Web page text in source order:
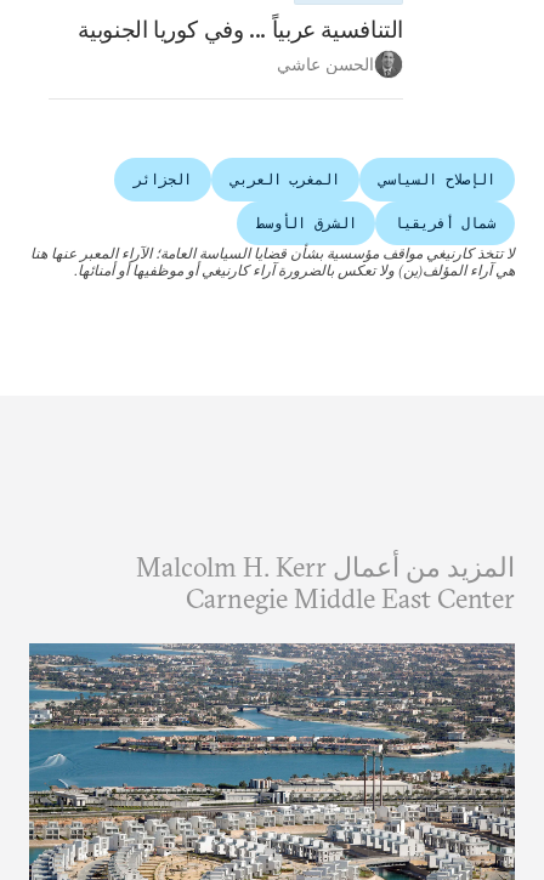
التنافسية عربياً ... وفي كوريا الجنوبية
الحسن عاشي
الإصلاح السياسي المغرب العربي الجزائر
شمال أفريقيا
الشرق الأوسط
لا تتخذ كارنيغي مواقف مؤسسية بشأن قضايا السياسة العامة؛ الآراء المعبر عنها هنا
هي آراء المؤلف(ين) ولا تعكس بالضرورة آراء كارنيغي أو موظفيها أو أمنائها.
المزيد من أعمال Malcolm H. Kerr
Carnegie Middle East Center